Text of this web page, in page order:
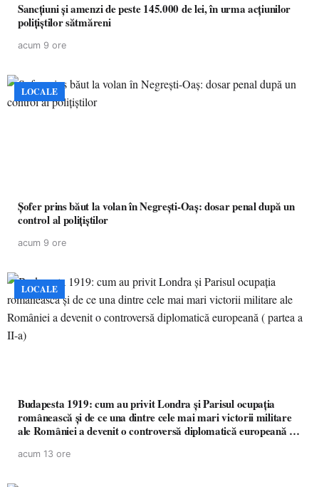
Sancțiuni și amenzi de peste 145.000 de lei, în urma acțiunilor
polițiștilor sătmăreni
acum 9 ore
LOCALE
Șofer prins băut la volan în Negrești-Oaș: dosar penal după un
control al polițiștilor
acum 9 ore
LOCALE
Budapesta 1919: cum au privit Londra și Parisul ocupația
românească și de ce una dintre cele mai mari victorii militare
ale României a devenit o controversă diplomatică europeană (
acum 13 ore